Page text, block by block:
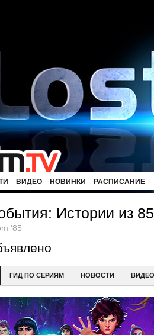
ВИДЕО НОВИНКИ РАСПИСАНИЕ
Истории из
'85
ГИД ПО СЕРИЯМ НОВОСТИ ВИДЕО